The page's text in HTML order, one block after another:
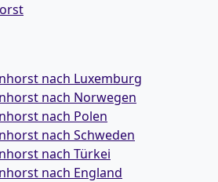
nach Luxemburg
nach Norwegen
nach Polen
nach Schweden
nach Türkei
nach England